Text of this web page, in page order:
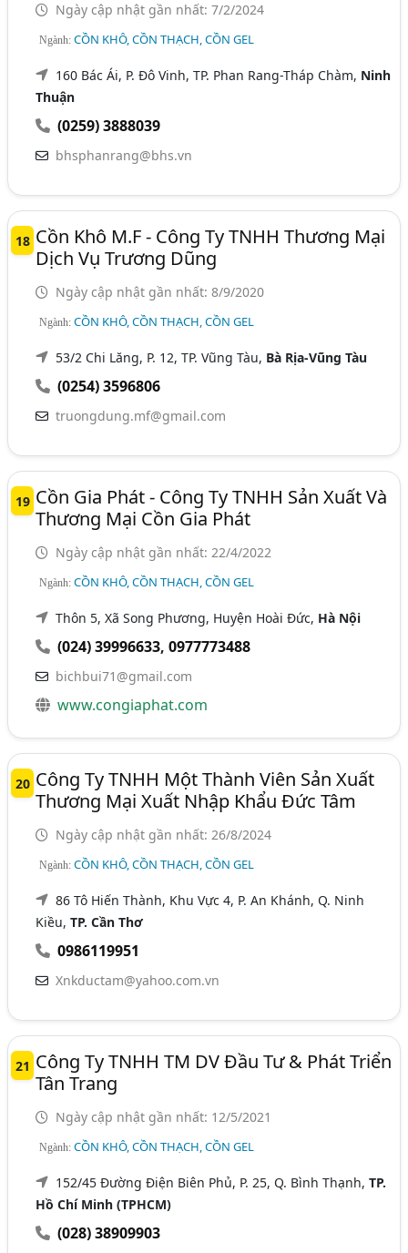
Ngày cập nhật gần nhất: 7/2/2024
Ngành:CỒN KHÔ, CỒN THẠCH, CỒN GEL
160 Bác Ái, P. Đô Vinh, TP. Phan Rang-Tháp Chàm, Ninh
Thuận
(0259) 3888039
bhsphanrang@bhs.vn
18 Cồn Khô M.F - Công Ty TNHH Thương Mại
Dịch Vụ Trương Dũng
Ngày cập nhật gần nhất: 8/9/2020
Ngành:CỒN KHÔ, CỒN THẠCH, CỒN GEL
53/2 Chi Lăng, P. 12, TP. Vũng Tàu, Bà Rịa-Vũng Tàu
(0254) 3596806
truongdung.mf@gmail.com
19 Cồn Gia Phát - Công Ty TNHH Sản Xuất Và
Thương Mại Cồn Gia Phát
Ngày cập nhật gần nhất: 22/4/2022
Ngành:CỒN KHÔ, CỒN THẠCH, CỒN GEL
Thôn 5, Xã Song Phương, Huyện Hoài Đức, Hà Nội
(024) 39996633,0977773488
bichbui71@gmail.com
www.congiaphat.com
20 Công Ty TNHH Một Thành Viên Sản Xuất
Thương Mại Xuất Nhập Khẩu Đức Tâm
Ngày cập nhật gần nhất: 26/8/2024
Ngành:CỒN KHÔ, CỒN THẠCH, CỒN GEL
86 Tô Hiến Thành, Khu Vực 4, P. An Khánh, Q. Ninh
Kiều,TP. Cần Thơ
0986119951
Xnkductam@yahoo.com.vn
21 Công Ty TNHH TM DV Đầu Tư & Phát Triển
Tân Trang
Ngày cập nhật gần nhất: 12/5/2021
Ngành:CỒN KHÔ, CỒN THẠCH, CỒN GEL
152/45 Đường Điện Biên Phủ, P. 25, Q. Bình Thạnh,TP.
Hồ Chí Minh (TPHCM)
(028) 38909903